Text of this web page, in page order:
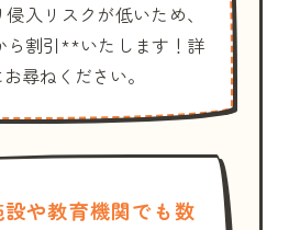
入リスクが低いため、
割引**いたします！詳
尋ねください。
や教育機関でも数